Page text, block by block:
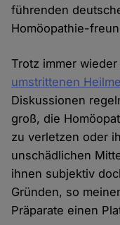
führenden
Homöopathie-
Trotz immer
umstrittenen
Diskussionen
groß, die
zu verletzen oder
unschädlichen
ihnen subjektiv
Gründen, so
Präparate einen